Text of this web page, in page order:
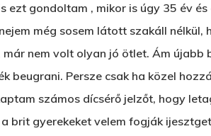
ezt gondoltam , mikor is úgy 35 év
még sosem látott szakáll
már nem volt olyan jó ötlet. Ám újabb
beugrani. Persze csak ha közel
számos dícsérő jelzőt, hogy
a brit gyerekeket velem fogják